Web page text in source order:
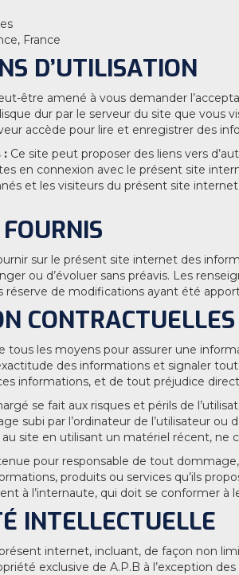
France
D’UTILISATION
être amené à vous demander
dur par le serveur du site que vous
accède pour lire et enregistrer des
: Ce site peut proposer des liens vers
en connexion avec le présent site
et les visiteurs du présent site
sur le présent site internet des
ou d’évoluer sans préavis. Les
réserve de modifications ayant été
les moyens pour assurer une
des informations et signaler
informations, et de tout préjudice
se fait aux risques et périls de
subi par l’ordinateur de l’utilisateur
au site en utilisant un matériel récent,
pour responsable de tout
produits ou services qu’ils
à l’internaute, qui doit se conformer à
INTELLECTUELLE
internet, incluant, de façon non
exclusive de A.P.B à l’exception